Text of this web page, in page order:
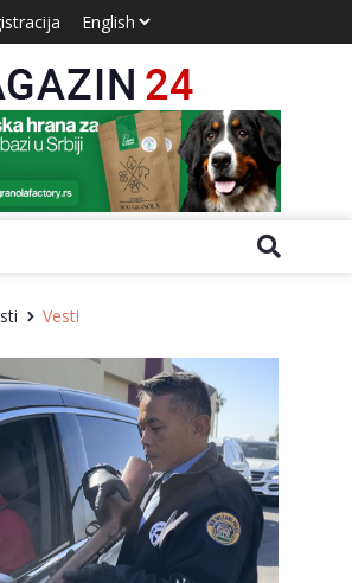
Vesti